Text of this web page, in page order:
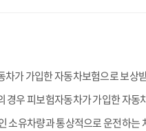
차가 가입한 자동차보험으로 보상
경우 피보험자동차가 가입한 자
소유차량과 통상적으로 운전하는